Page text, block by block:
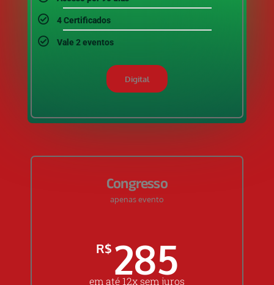
4 Certificados
Vale 2 eventos
Digital
Congresso
apenas evento
R$ 285
em até 12x sem juros